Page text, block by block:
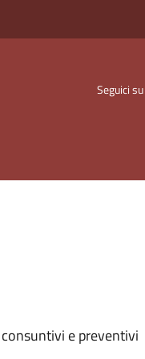
Seguici su
e preventivi